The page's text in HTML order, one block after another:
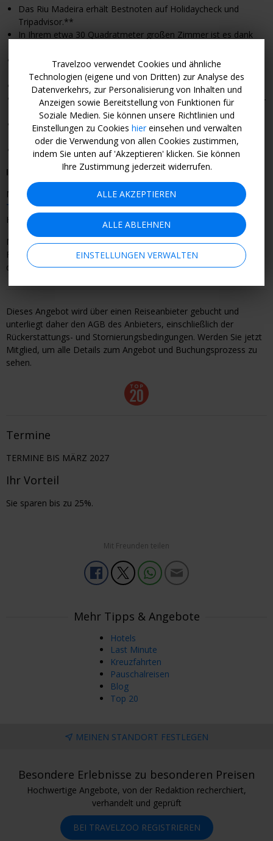
Das Riu Madeira erhält Bestnoten auf Holidaycheck und
Tripadvisor.**
In Ihrem etwa 30 Quadratmeter großen Zimmer ist es dank
Sie schwimmen in 2 Außenpools oder im Winter
imbeheiztenInnenpool.
Highlight: dieSonnenterrasse mit Panoramablickauf das Meer
Im Hauptrestaurant gibt es morgens, mittags und abends Live-
Cooking.
Auf Wunsch besuchen Sie dasGourmetrestaurantmit À-la-
carte- Gerichten.
24 Stunden Service an der Bar
Ihr Reiseziel
Mehr als
700 Pflanzenarten, ganzjährig milde
Temperaturen,Wandermöglichkeiten auf bis zu 1800
Höhenmeter: Auf Madeira gibt es viel zu entdecken.
Mit dem kostenlosen Hotel-Shuttle-Service fahren Sie nach
Funchal und zurück. Bei einem Spaziergang besichtigen Sie etwa
das historische Stadtzentrum mit der Festung São Tiago.
Dieses Angebot wird über einen Reiseanbieter gebucht und
unterliegt daher den AGB des Anbieters, einschließlich der
Rückerstattungs- und Stornierungsbedingungen. Werden Sie jetzt
Mitglied, um alle Details zum Angebot und Buchungsprozess zu
sehen.
Termine
TERMINE BIS MÄRZ 2027
Ihr Vorteil
Sie sparen bis zu 25%.
Mit Freunden teilen
Mehr Tipps & Angebote
Hotels
Last Minute
Kreuzfahrten
Pauschalreisen
Blog
Top 20
MEINEN STANDORT FESTLEGEN
Besondere Erlebnisse zu besonderen Preisen
Hochwertige Angebote, von der Redaktion recherchiert,
verhandelt und geprüft
BEI TRAVELZOO REGISTRIEREN
Travelzoo verwendet Cookies und ähnliche
Technologien (eigene und von Dritten) zur Analyse des
Datenverkehrs, zur Personalisierung von Inhalten und
Anzeigen sowie Bereitstellung von Funktionen für
Soziale Medien. Sie können unsere Richtlinien und
Einstellungen zu Cookies hiereinsehen und verwalten
oder die Verwendung von allen Cookies zustimmen,
indem Sie unten auf 'Akzeptieren' klicken. Sie können
Ihre Zustimmung jederzeit widerrufen.
ALLE AKZEPTIEREN
ALLE ABLEHNEN
EINSTELLUNGEN VERWALTEN